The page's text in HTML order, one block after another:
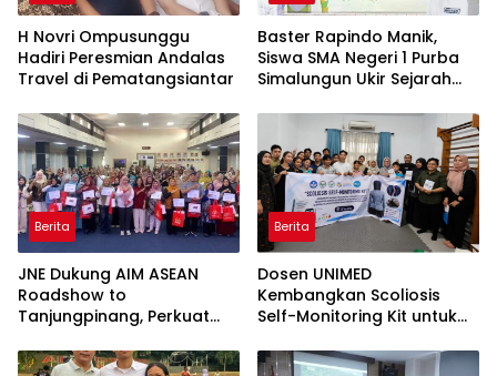
H Novri Ompusunggu
Hadiri Peresmian Andalas
Travel di Pematangsiantar
Baster Rapindo Manik,
Siswa SMA Negeri 1 Purba
Simalungun Ukir Sejarah
Berita
JNE Dukung AIM ASEAN
Roadshow to
Tanjungpinang, Perkuat
Pemanfaatan Teknologi AI
Berita
Dosen UNIMED
Kembangkan Scoliosis
Self-Monitoring Kit untuk
Mandiri Pasien Scoliosis